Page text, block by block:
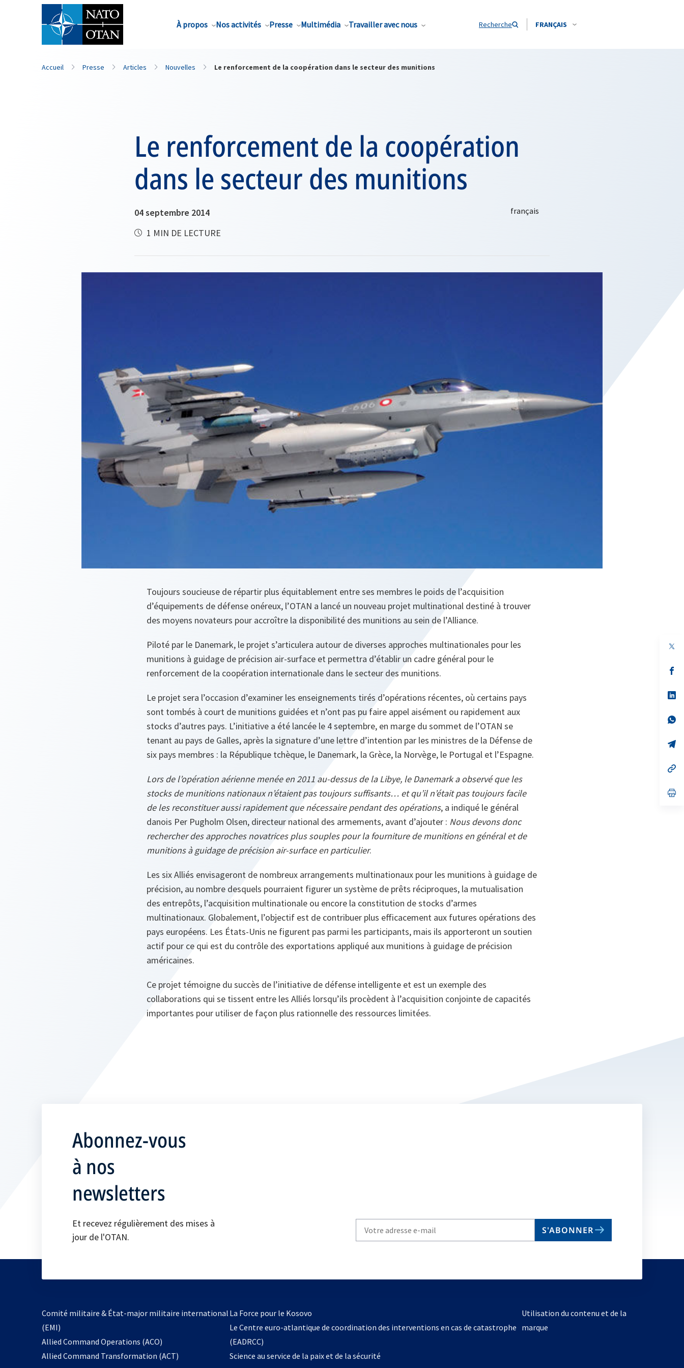
À propos Nos activités Presse Multimédia Travailler avec nous Recherche FRANÇAIS
Nom de famille*
Accueil Presse Articles Nouvelles Le renforcement de la coopération dans le secteur des munitions
Le renforcement de la coopération
dans le secteur des munitions
04 septembre 2014
1 MIN DE LECTURE
Toujours soucieuse de répartir plus équitablement entre ses membres le poids de l’acquisition
d’équipements de défense onéreux, l’OTAN a lancé un nouveau projet multinational destiné à trouver
des moyens novateurs pour accroître la disponibilité des munitions au sein de l’Alliance.
Piloté par le Danemark, le projet s’articulera autour de diverses approches multinationales pour les
munitions à guidage de précision air-surface et permettra d’établir un cadre général pour le
renforcement de la coopération internationale dans le secteur des munitions.
Le projet sera l’occasion d’examiner les enseignements tirés d’opérations récentes, où certains pays
sont tombés à court de munitions guidées et n’ont pas pu faire appel aisément ou rapidement aux
stocks d’autres pays. L’initiative a été lancée le 4 septembre, en marge du sommet de l’OTAN se
tenant au pays de Galles, après la signature d’une lettre d’intention par les ministres de la Défense de
six pays membres : la République tchèque, le Danemark, la Grèce, la Norvège, le Portugal et l’Espagne.
Lors de l’opération aérienne menée en 2011 au-dessus de la Libye, le Danemark a observé que les
stocks de munitions nationaux n’étaient pas toujours suffisants… et qu’il n’était pas toujours facile
de les reconstituer aussi rapidement que nécessaire pendant des opérations, a indiqué le général
danois Per Pugholm Olsen, directeur national des armements, avant d’ajouter : Nous devons donc
rechercher des approches novatrices plus souples pour la fourniture de munitions en général et de
munitions à guidage de précision air-surface en particulier.
Les six Alliés envisageront de nombreux arrangements multinationaux pour les munitions à guidage de
précision, au nombre desquels pourraient figurer un système de prêts réciproques, la mutualisation
des entrepôts, l’acquisition multinationale ou encore la constitution de stocks d’armes
multinationaux. Globalement, l’objectif est de contribuer plus efficacement aux futures opérations des
pays européens. Les États-Unis ne figurent pas parmi les participants, mais ils apporteront un soutien
actif pour ce qui est du contrôle des exportations appliqué aux munitions à guidage de précision
américaines.
Ce projet témoigne du succès de l’initiative de défense intelligente et est un exemple des
collaborations qui se tissent entre les Alliés lorsqu’ils procèdent à l’acquisition conjointe de capacités
importantes pour utiliser de façon plus rationnelle des ressources limitées.
Abonnez-vous
à nos
newsletters
Et recevez régulièrement des mises à
jour de l'OTAN.
your
S'ABONNER
Comité militaire & État-major militaire international
(EMI)
Allied Command Operations (ACO)
dans
Allied Command Transformation (ACT)
La Force pour le Kosovos’ouvre
dans
nouvel
Le Centre euro-atlantique de coordination des interventions en cas de catastrophe
(EADRCC)
Science au service de la paix et de la sécurité
Utilisation du contenu et de la
marque